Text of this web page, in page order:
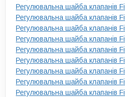
Регулювальна шайба клапанів
Регулювальна шайба клапанів
Регулювальна шайба клапанів
Регулювальна шайба клапанів
Регулювальна шайба клапанів
Регулювальна шайба клапанів
Регулювальна шайба клапанів
Регулювальна шайба клапанів
Регулювальна шайба клапанів